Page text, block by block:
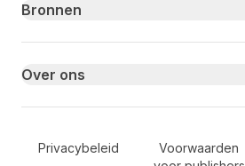
Bronnen
Over ons
Secondary Footer Navigation
Privacybeleid
Voorwaarden